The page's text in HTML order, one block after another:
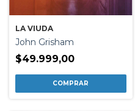
LA VIUDA
John Grisham
$49.999,00